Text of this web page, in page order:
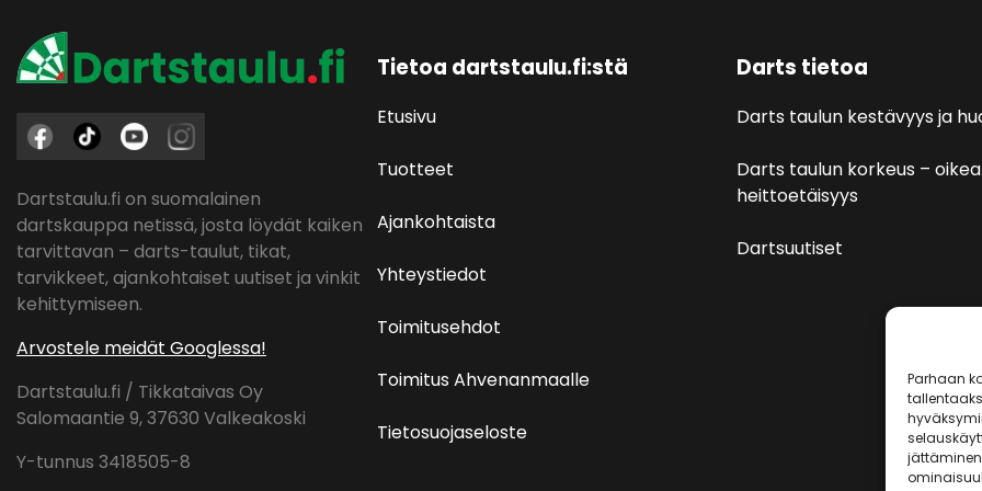
Parhaan
Dartstaulu.fi on suomalainen
dartskauppa netissä, josta löydät kaiken
tarvittavan – darts-taulut, tikat,
tarvikkeet, ajankohtaiset uutiset ja vinkit
kehittymiseen.
Arvostele meidät Googlessa!
Dartstaulu.fi / Tikkataivas Oy
Salomaantie 9, 37630 Valkeakoski
Y-tunnus 3418505-8
Tietoa dartstaulu.fi:stä
Etusivu
Tuotteet
Ajankohtaista
Yhteystiedot
Toimitusehdot
Toimitus Ahvenanmaalle
Tietosuojaseloste
Darts tietoa
Darts taulun kestävyys ja
Darts taulun korkeus –
heittoetäisyys
Dartsuutiset